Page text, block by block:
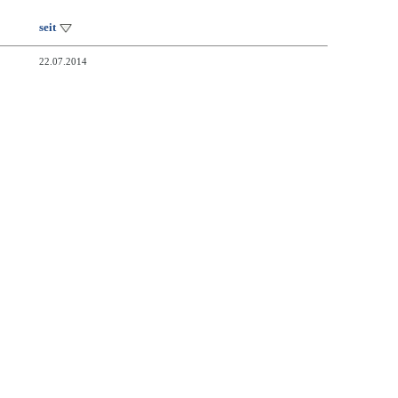
seit
22.07.2014